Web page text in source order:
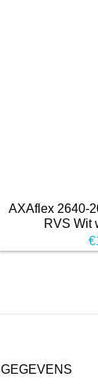
AXAflex 2640-
RVS Wit
€
GEGEVENS